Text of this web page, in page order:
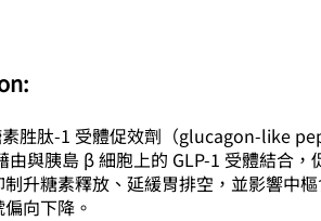
胜肽-1 受體促效劑（glucagon-like
與胰島 β 細胞上的 GLP-1 受體結合，
升糖素釋放、延緩胃排空，並影響中樞
向下降。